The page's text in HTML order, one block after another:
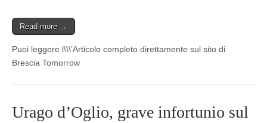
Read more →
Puoi leggere l\\\’Articolo completo direttamente sul sito di
Brescia Tomorrow
Urago d’Oglio, grave infortunio sul